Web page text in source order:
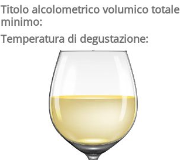
Titolo alcolometrico volumico totale
minimo:
Temperatura di degustazione: